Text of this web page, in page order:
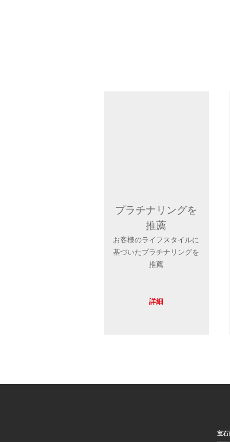
プラチナリングを
推薦
お客様のライフスタイルに
基づいたプラチナリングを
推薦
詳細
宝石